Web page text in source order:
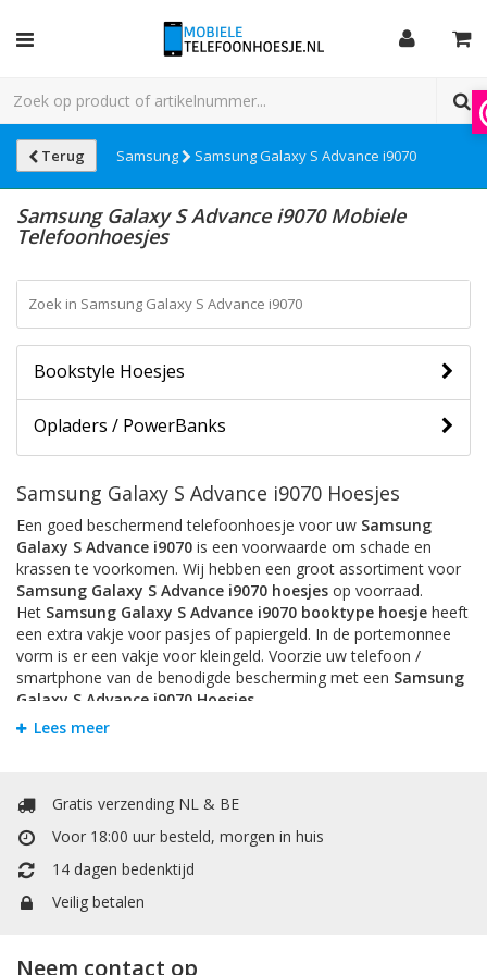
Terug Samsung Samsung Galaxy S Advance i9070
Samsung Galaxy S Advance i9070 Mobiele
Telefoonhoesjes
Bookstyle Hoesjes
Opladers / PowerBanks
Samsung Galaxy S Advance i9070 Hoesjes
Een goed beschermend telefoonhoesje voor uw Samsung
Galaxy S Advance i9070 is een voorwaarde om schade en
krassen te voorkomen. Wij hebben een groot assortiment voor
Samsung Galaxy S Advance i9070 hoesjes op voorraad.
Het Samsung Galaxy S Advance i9070 booktype hoesje heeft
een extra vakje voor pasjes of papiergeld. In de portemonnee
vorm is er een vakje voor kleingeld. Voorzie uw telefoon /
smartphone van de benodigde bescherming met een Samsung
Galaxy S Advance i9070 Hoesjes
Bookstyle Hoesjes
hoesje. Bij Mobiele Telefoonhoesje kunt u allerlei soorten
hoesjes vinden. Het Samsung Galaxy S Advance i9070
booktype hoesje
heeft een extra vakje voor pasjes of
papiergeld. Het booktype wallet case hoesje heeft een extra
vakje voor pasjes of papiergeld. In de portemonnee / boek vorm
is er een vakje voor kleingeld.
Lees meer
Gratis verzending NL & BE
Voor 18:00 uur besteld, morgen in huis
14 dagen bedenktijd
Veilig betalen
Neem contact op